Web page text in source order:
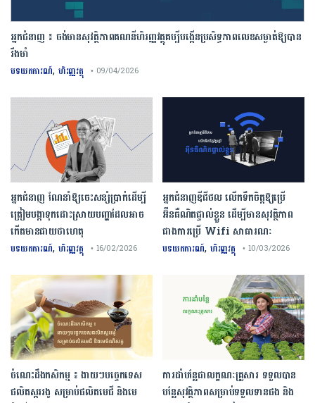
អ្នកជំនាញ ៖ ចង់មានសុវត្ថិភាពគណនីហិរញ្ញវត្ថុគប្បីបង្កើនប្រសិទ្ធភាពលេខសម្ងាត់ឱ្យបាន
រឹងមាំ
បទយកការណ៍, ហិរញ្ញវត្ថុ • 09/04/2026
អ្នកជំនាញឌីជីថល លើកទឹកចិត្តឱ្យប្រើ
អ៊ីនធឺណិតផ្ទាល់ខ្លួន ដើម្បីមានសុវត្ថិភាព
ជាងការប្រើ Wifi​ សាធារណៈ
បទយកការណ៍, ហិរញ្ញវត្ថុ • 10/03/2026
អ្នកជំនាញ ណែនាំឱ្យចេះសន្សំប្រាក់ដើម្បី
ត្រៀមបង្កាទុកដោះស្រាយបញ្ហាដែលអាច
កើតមានជាយថាហេតុ
បទយកការណ៍, ហិរញ្ញវត្ថុ • 16/02/2026
ការដាំបន្លែជាលក្ខណៈគ្រួសារ ទទួលបាន
បន្លែសុវត្ថិភាពសម្រាប់ទទួលទានផង និង
ចំណេះដឹងកសិកម្ម ៖ ងាយៗបច្ចេកទេស
ផលិតស្កររងូ សម្រាប់ផលិតមេជី និងមេ